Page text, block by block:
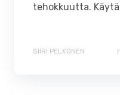
tehokkuutta.
SIIRI PELKONEN